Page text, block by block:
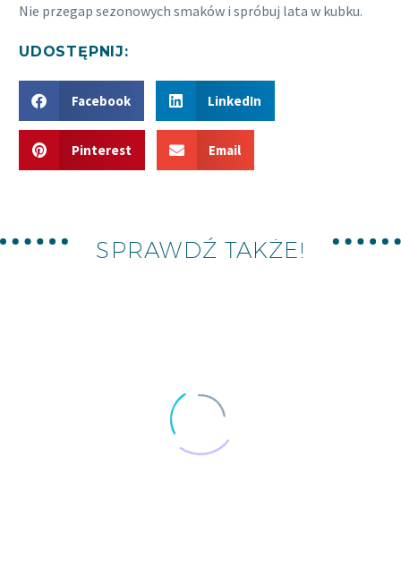
Nie przegap sezonowych smaków i spróbuj lata w kubku.
UDOSTĘPNIJ:
Facebook LinkedIn
Pinterest Email
SPRAWDŹ TAKŻE!
21/06/2026
CRAZY BUBBLE: TASTE THE SUMMER